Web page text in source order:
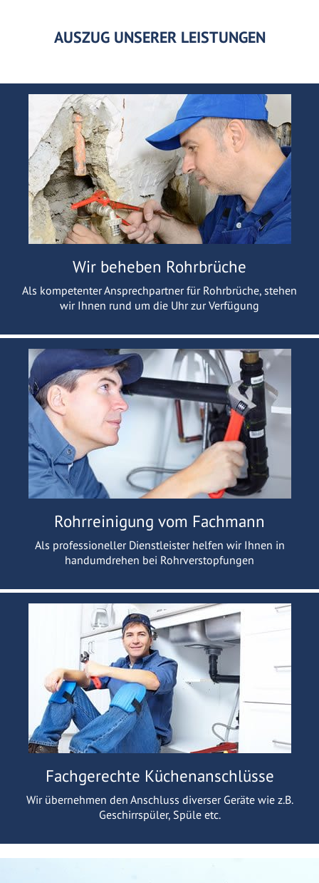
AUSZUG UNSERER LEISTUNGEN
Wir beheben Rohrbrüche
Als kompetenter Ansprechpartner für Rohrbrüche, stehen
wir Ihnen rund um die Uhr zur Verfügung
Rohrreinigung vom Fachmann
Als professioneller Dienstleister helfen wir Ihnen in
handumdrehen bei Rohrverstopfungen
Fachgerechte Küchenanschlüsse
Wir übernehmen den Anschluss diverser Geräte wie z.B.
Geschirrspüler, Spüle etc.